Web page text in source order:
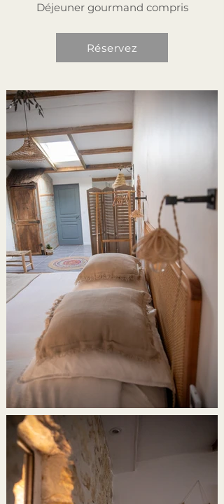
Déjeuner gourmand compris
Réservez